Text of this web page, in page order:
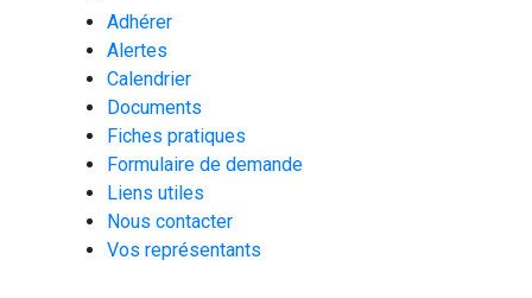
Adhérer
Alertes
Calendrier
Documents
Fiches pratiques
Formulaire de demande
Liens utiles
Nous contacter
Vos représentants